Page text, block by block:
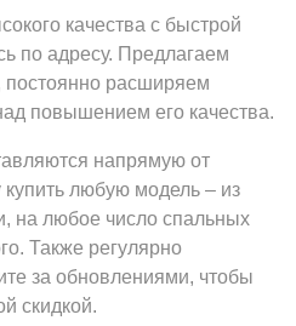
качества с быстрой
по адресу. Предлагаем
расширяем
повышением его качества.
напрямую от
любую модель – из
на любое число спальных
Также регулярно
за обновлениями, чтобы
скидкой.